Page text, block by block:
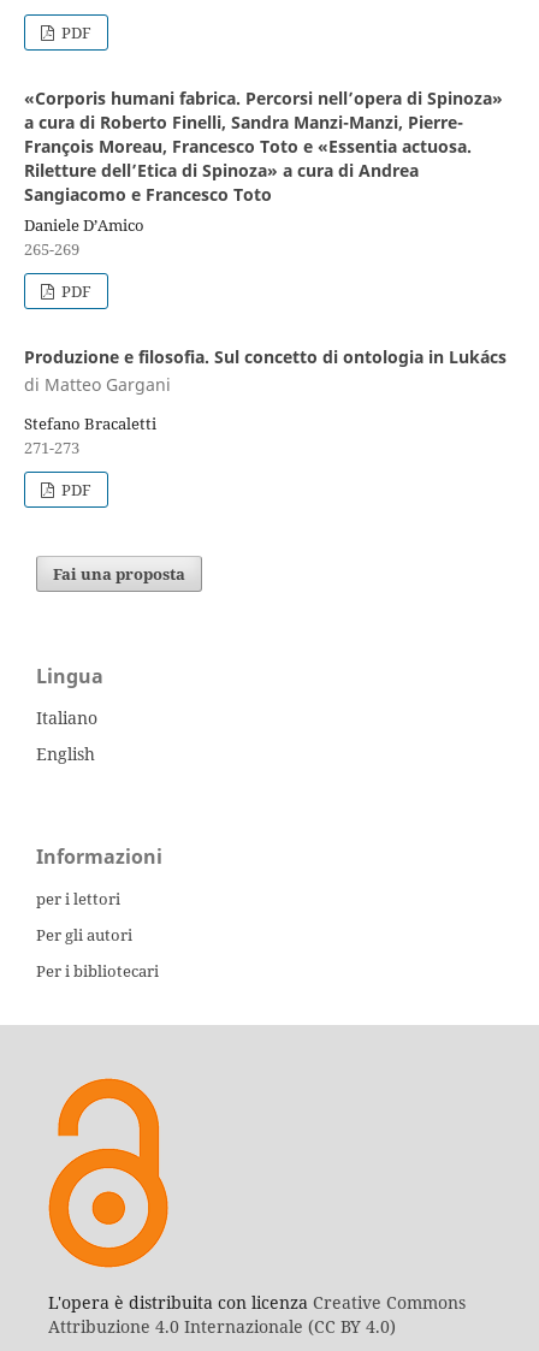
PDF
«Corporis humani fabrica. Percorsi nell’opera di Spinoza»
a cura di Roberto Finelli, Sandra Manzi-Manzi, Pierre-
François Moreau, Francesco Toto e «Essentia actuosa.
Riletture dell’Etica di Spinoza» a cura di Andrea
Sangiacomo e Francesco Toto
Daniele D’Amico
265-269
PDF
Produzione e filosofia. Sul concetto di ontologia in Lukács
di Matteo Gargani
Stefano Bracaletti
271-273
PDF
Fai una proposta
Lingua
Italiano
English
Informazioni
per i lettori
Per gli autori
Per i bibliotecari
L'opera è distribuita con licenza Creative Commons
Attribuzione 4.0 Internazionale (CC BY 4.0)